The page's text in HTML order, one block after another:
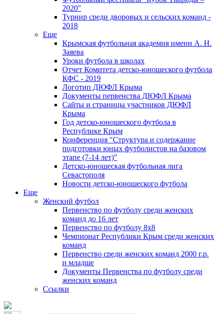
2020"
Турнир среди дворовых и сельских команд -
2018
Еще
Крымская футбольная академия имени А. Н.
Заяева
Уроки футбола в школах
Отчет Комитета детско-юношеского футбола
КФС - 2019
Логотип ДЮФЛ Крыма
Документы первенства ДЮФЛ Крыма
Сайты и страницы участников ДЮФЛ
Крыма
Год детско-юношеского футбола в
Республике Крым
Конференция "Структура и содержание
подготовки юных футболистов на базовом
этапе (7-14 лет)"
Детско-юношеская футбольная лига
Севастополя
Новости детско-юношеского футбола
Еще
Женский футбол
Первенство по футболу среди женских
команд до 16 лет
Первенство по футболу 8х8
Чемпионат Республики Крым среди женских
команд
Первенство среди женских команд 2000 г.р.
и младше
Документы Первенства по футболу среди
женских команд
Ссылки